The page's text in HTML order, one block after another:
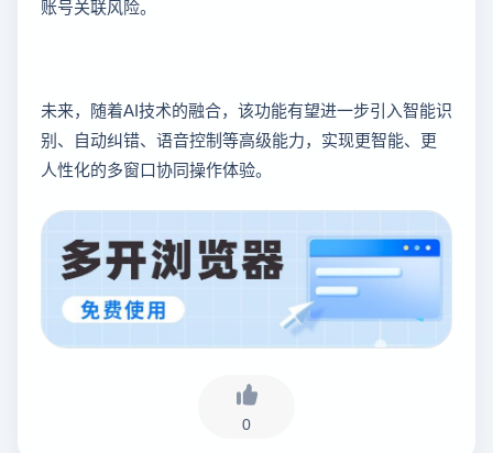
账号关联风险。
未来，随着AI技术的融合，该功能有望进一步引入智能识
别、自动纠错、语音控制等高级能力，实现更智能、更
人性化的多窗口协同操作体验。
0